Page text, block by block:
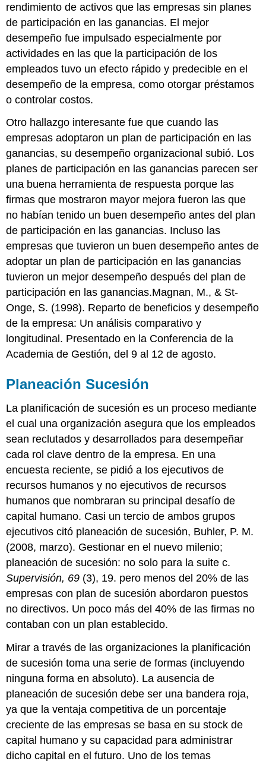
rendimiento de activos que las empresas sin planes
de participación en las ganancias. El mejor
desempeño fue impulsado especialmente por
actividades en las que la participación de los
empleados tuvo un efecto rápido y predecible en el
desempeño de la empresa, como otorgar préstamos
o controlar costos.
Otro hallazgo interesante fue que cuando las
empresas adoptaron un plan de participación en las
ganancias, su desempeño organizacional subió. Los
planes de participación en las ganancias parecen ser
una buena herramienta de respuesta porque las
firmas que mostraron mayor mejora fueron las que
no habían tenido un buen desempeño antes del plan
de participación en las ganancias. Incluso las
empresas que tuvieron un buen desempeño antes de
adoptar un plan de participación en las ganancias
tuvieron un mejor desempeño después del plan de
participación en las ganancias.Magnan, M., & St-
Onge, S. (1998). Reparto de beneficios y desempeño
de la empresa: Un análisis comparativo y
longitudinal. Presentado en la Conferencia de la
Academia de Gestión, del 9 al 12 de agosto.
Planeación Sucesión
La planificación de sucesión es un proceso mediante
el cual una organización asegura que los empleados
sean reclutados y desarrollados para desempeñar
cada rol clave dentro de la empresa. En una
encuesta reciente, se pidió a los ejecutivos de
recursos humanos y no ejecutivos de recursos
humanos que nombraran su principal desafío de
capital humano. Casi un tercio de ambos grupos
ejecutivos citó planeación de sucesión, Buhler, P. M.
(2008, marzo). Gestionar en el nuevo milenio;
planeación de sucesión: no solo para la suite c.
Supervisión, 69 (3), 19. pero menos del 20% de las
empresas con plan de sucesión abordaron puestos
no directivos. Un poco más del 40% de las firmas no
contaban con un plan establecido.
Mirar a través de las organizaciones la planificación
de sucesión toma una serie de formas (incluyendo
ninguna forma en absoluto). La ausencia de
planeación de sucesión debe ser una bandera roja,
ya que la ventaja competitiva de un porcentaje
creciente de las empresas se basa en su stock de
capital humano y su capacidad para administrar
dicho capital en el futuro. Uno de los temas